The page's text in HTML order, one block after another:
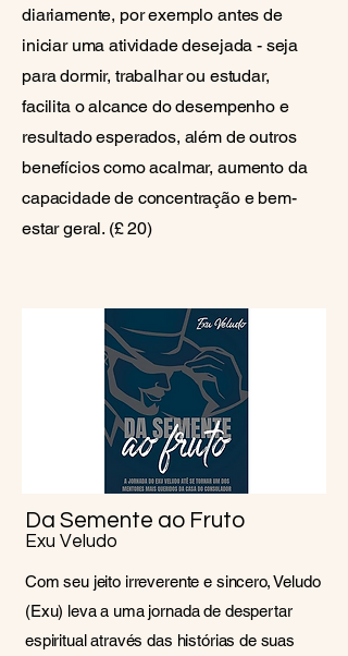
diariamente, por exemplo antes de
iniciar uma atividade desejada - seja
para dormir, trabalhar ou estudar,
facilita o alcance do desempenho e
resultado esperados, além de outros
benefícios como acalmar, aumento da
capacidade de concentração e bem-
estar geral. (£ 20)
Da Semente ao Fruto
Exu Veludo
Com seu jeito irreverente e sincero, Veludo
(Exu) leva a uma jornada de despertar
espiritual através das histórias de suas